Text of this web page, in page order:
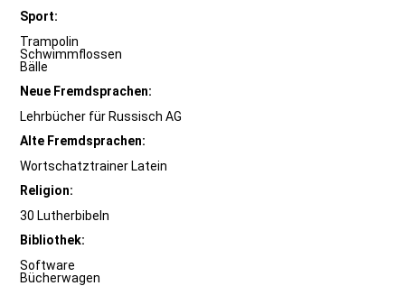
Sport:
Trampolin
Schwimmflossen
Bälle
Neue Fremdsprachen:
Lehrbücher für Russisch AG
Alte Fremdsprachen:
Wortschatztrainer Latein
Religion:
30 Lutherbibeln
Bibliothek:
Software
Bücherwagen